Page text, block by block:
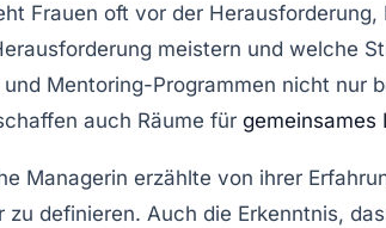
Frauen oft vor der Herausforderung,
meistern und welche
und Mentoring-Programmen nicht nur
auch Räume für gemeinsames
Managerin erzählte von ihrer
zu definieren. Auch die Erkenntnis,